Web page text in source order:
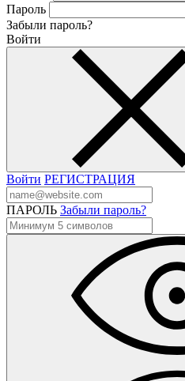
Пароль
Забыли пароль?
Войти
Войти РЕГИСТРАЦИЯ
ПАРОЛЬ Забыли пароль?